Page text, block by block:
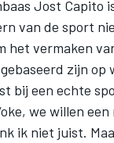
Jost Capito
van de sport
het vermaken
zijn op
bij een echte
we willen
ik niet juist.